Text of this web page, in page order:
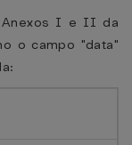
Anexos I e II da
o campo "data"